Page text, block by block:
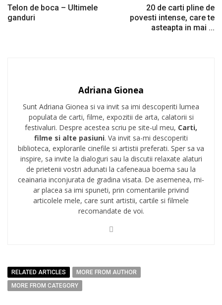
Telon de boca – Ultimele
ganduri
20 de carti pline de
povesti intense, care te
asteapta in mai ...
Adriana Gionea
Sunt Adriana Gionea si va invit sa imi descoperiti lumea
populata de carti, filme, expozitii de arta, calatorii si
festivaluri. Despre acestea scriu pe site-ul meu, Carti,
filme si alte pasiuni. Va invit sa-mi descoperiti
biblioteca, explorarile cinefile si artistii preferati. Sper sa va
inspire, sa invite la dialoguri sau la discutii relaxate alaturi
de prietenii vostri adunati la cafeneaua boema sau la
ceainaria inconjurata de gradina visata. De asemenea, mi-
ar placea sa imi spuneti, prin comentariile privind
articolele mele, care sunt artistii, cartile si filmele
recomandate de voi.
RELATED ARTICLES
MORE FROM AUTHOR
MORE FROM CATEGORY